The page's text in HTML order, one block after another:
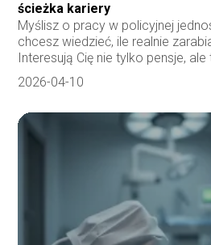
ścieżka kariery
Myślisz o pracy w policyjnej
chcesz wiedzieć, ile realnie
Interesują Cię nie tylko pensje,
2026-04-10